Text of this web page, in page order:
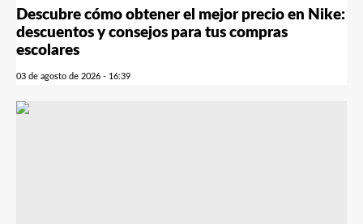
Descubre cómo obtener el mejor precio en Nike:
descuentos y consejos para tus compras
escolares
03 de agosto de 2026 - 16:39